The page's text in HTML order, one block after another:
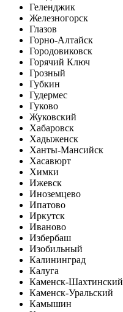
Геленджик
Железногорск
Глазов
Горно-Алтайск
Городовиковск
Горячий Ключ
Грозный
Губкин
Гудермес
Гуково
Жуковский
Хабаровск
Хадыженск
Ханты-Мансийск
Хасавюрт
Химки
Ижевск
Иноземцево
Ипатово
Иркутск
Иваново
Избербаш
Изобильный
Калининград
Калуга
Каменск-Шахтинский
Каменск-Уральский
Камышин